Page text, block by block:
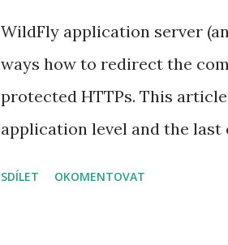
WildFly application server
ways how to redirect the
protected HTTPs. This
application level and the
SDÍLET OKOMENTOVAT